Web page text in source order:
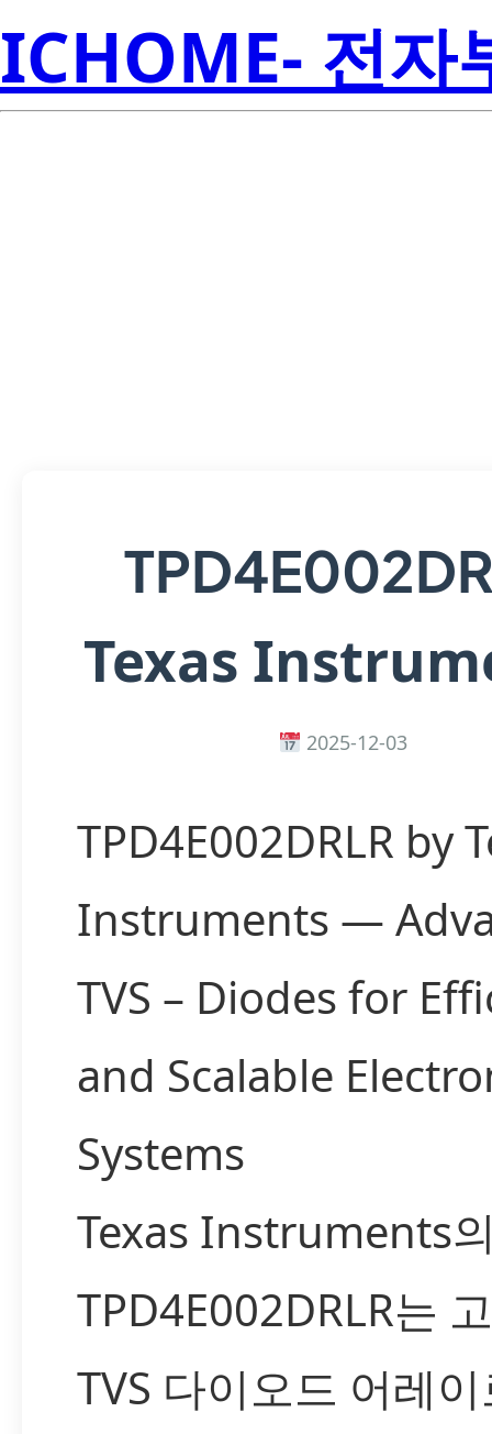
ICHOME- 전자
Texas
2025-12-03
TPD4E002DRLR by
Instruments —
TVS – Diodes for
and Scalable
Systems
Texas Instruments
TPD4E002DRLR는
TVS 다이오드 어레